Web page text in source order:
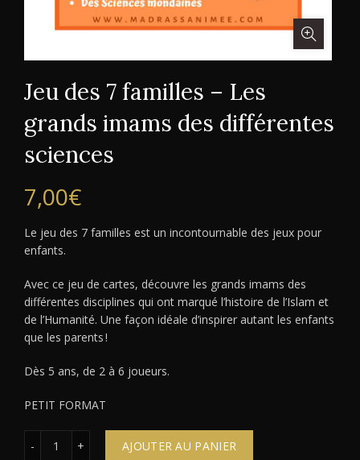
Jeu des 7 familles – Les
grands imams des différentes
sciences
7,00€
Le jeu des 7 familles est un incontournable des jeux pour
enfants.
Avec ce jeu de cartes, découvre les grands imams des
différentes disciplines qui ont marqué l’histoire de l’Islam et
de l’Humanité. Une façon idéale d’inspirer autant les enfants
que les parents !
Dès 5 ans, de 2 à 6 joueurs.
PETIT FORMAT
AJOUTER AU PANIER